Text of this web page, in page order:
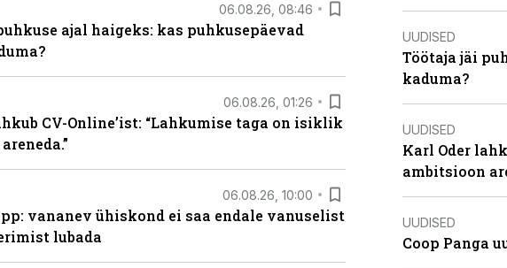
06.08.26, 08:46
ajal haigeks: kas puhkusepäevad
06.08.26, 01:26
CV-Online’ist: “Lahkumise taga on isiklik
06.08.26, 10:00
vananev ühiskond ei saa endale vanuselist
lubada
UUDISED
Töötaja jäi
kaduma?
UUDISED
Karl Oder
ambitsioon
UUDISED
Coop Panga